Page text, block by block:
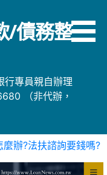
/債務整
行專員親自辦理
（非代辦，
辦?法扶諮詢要錢嗎?